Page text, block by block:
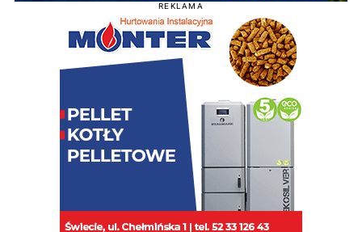
REKLAMA